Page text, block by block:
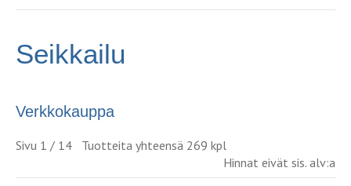
Seikkailu
Verkkokauppa
Sivu 1 / 14 Tuotteita yhteensä 269 kpl
Hinnat eivät sis. alv:a